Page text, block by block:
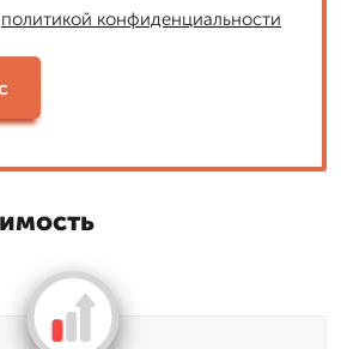
политикой конфиденциальности